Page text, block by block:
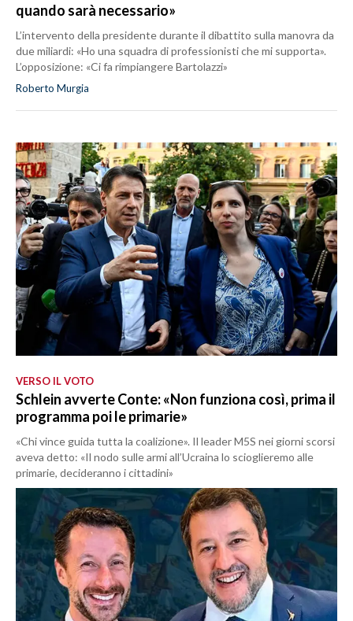
quando sarà necessario»
L’intervento della presidente durante il dibattito sulla manovra da
due miliardi: «Ho una squadra di professionisti che mi supporta».
L’opposizione: «Ci fa rimpiangere Bartolazzi»
Roberto Murgia
VERSO IL VOTO
Schlein avverte Conte: «Non funziona così, prima il
programma poi le primarie»
«Chi vince guida tutta la coalizione». Il leader M5S nei giorni scorsi
aveva detto: «Il nodo sulle armi all’Ucraina lo scioglieremo alle
primarie, decideranno i cittadini»